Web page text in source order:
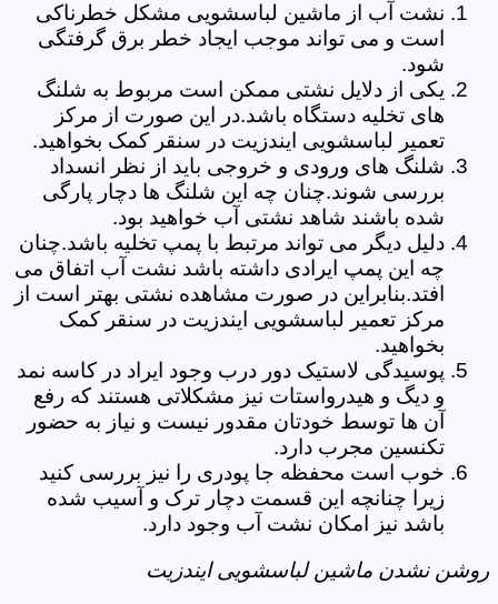
نشت آب از ماشین لباسشویی مشکل خطرناکی
است و می تواند موجب ایجاد خطر برق گرفتگی
شود.
یکی از دلایل نشتی ممکن است مربوط به شلنگ
های تخلیه دستگاه باشد.در این صورت از مرکز
تعمیر لباسشویی ایندزیت در سنقر کمک بخواهید.
شلنگ های ورودی و خروجی باید از نظر انسداد
بررسی شوند.چنان چه این شلنگ ها دچار پارگی
شده باشند شاهد نشتی آب خواهید بود.
دلیل دیگر می تواند مرتبط با پمپ تخلیه باشد.چنان
چه این پمپ ایرادی داشته باشد نشت آب اتفاق می
افتد.بنابراین در صورت مشاهده نشتی بهتر است از
مرکز تعمیر لباسشویی ایندزیت در سنقر کمک
بخواهید.
پوسیدگی لاستیک دور درب وجود ایراد در کاسه نمد
و دیگ و هیدرواستات نیز مشکلاتی هستند که رفع
آن ها توسط خودتان مقدور نیست و نیاز به حضور
تکنسین مجرب دارد.
خوب است محفظه جا پودری را نیز بررسی کنید
زیرا چنانچه این قسمت دچار ترک و آسیب شده
باشد نیز امکان نشت آب وجود دارد.
روشن نشدن ماشین لباسشویی ایندزیت